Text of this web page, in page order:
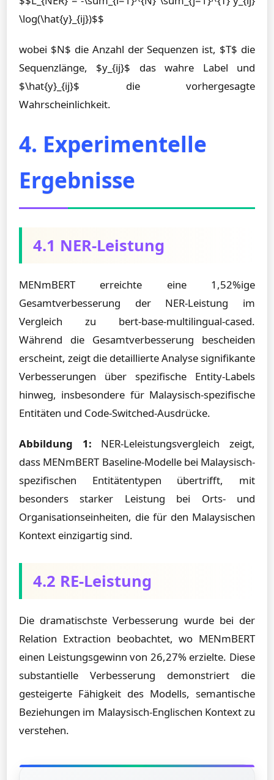
\log(\hat{y}_{ij})$$
wobei $N$ die Anzahl der Sequenzen ist, $T$ die
Sequenzlänge, $y_{ij}$ das wahre Label und
$\hat{y}_{ij}$ die vorhergesagte
Wahrscheinlichkeit.
4. Experimentelle
Ergebnisse
4.1 NER-Leistung
MENmBERT erreichte eine 1,52%ige
Gesamtverbesserung der NER-Leistung im
Vergleich zu bert-base-multilingual-cased.
Während die Gesamtverbesserung bescheiden
erscheint, zeigt die detaillierte Analyse signifikante
Verbesserungen über spezifische Entity-Labels
hinweg, insbesondere für Malaysisch-spezifische
Entitäten und Code-Switched-Ausdrücke.
Abbildung 1: NER-Leleistungsvergleich zeigt,
dass MENmBERT Baseline-Modelle bei Malaysisch-
spezifischen Entitätentypen übertrifft, mit
besonders starker Leistung bei Orts- und
Organisationseinheiten, die für den Malaysischen
Kontext einzigartig sind.
4.2 RE-Leistung
Die dramatischste Verbesserung wurde bei der
Relation Extraction beobachtet, wo MENmBERT
einen Leistungsgewinn von 26,27% erzielte. Diese
substantielle Verbesserung demonstriert die
gesteigerte Fähigkeit des Modells, semantische
Beziehungen im Malaysisch-Englischen Kontext zu
verstehen.